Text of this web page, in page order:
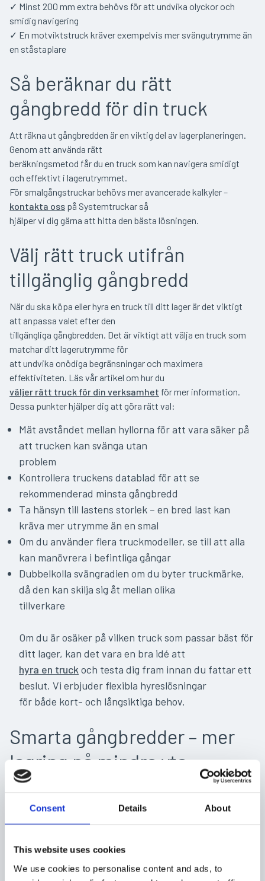
Consent Details About
This website uses cookies
We use cookies to personalise content and ads, to
✓ Minst 200 mm extra behövs för att undvika olyckor och
smidig navigering
✓ En motviktstruck kräver exempelvis mer svängutrymme än
en ståstaplare
Så beräknar du rätt
gångbredd för din truck
Att räkna ut gångbredden är en viktig del av lagerplaneringen.
Genom att använda rätt
beräkningsmetod får du en truck som kan navigera smidigt
och effektivt i lagerutrymmet.
För smalgångstruckar behövs mer avancerade kalkyler –
kontakta oss på Systemtruckar så
hjälper vi dig gärna att hitta den bästa lösningen.
Välj rätt truck utifrån
tillgänglig gångbredd
När du ska köpa eller hyra en truck till ditt lager är det viktigt
att anpassa valet efter den
tillgängliga gångbredden. Det är viktigt att välja en truck som
matchar ditt lagerutrymme för
att undvika onödiga begränsningar och maximera
effektiviteten. Läs vår artikel om hur du
väljer rätt truck för din verksamhet för mer information.
Dessa punkter hjälper dig att göra rätt val:
Mät avståndet mellan hyllorna för att vara säker på
att trucken kan svänga utan
problem
Kontrollera truckens datablad för att se
rekommenderad minsta gångbredd
Ta hänsyn till lastens storlek – en bred last kan
kräva mer utrymme än en smal
Om du använder flera truckmodeller, se till att alla
kan manövrera i befintliga gångar
Dubbelkolla svängradien om du byter truckmärke,
då den kan skilja sig åt mellan olika
tillverkare
Om du är osäker på vilken truck som passar bäst för
ditt lager, kan det vara en bra idé att
hyra en truck och testa dig fram innan du fattar ett
beslut. Vi erbjuder flexibla hyreslösningar
för både kort- och långsiktiga behov.
Smarta gångbredder – mer
lagring på mindre yta
lagringsutrymmet och effektivisera
anpassade för trånga utrymmen, som smalgångstruck- och
blir lagret både kostnadseffektivt och smidigt – vi hjälper gärna